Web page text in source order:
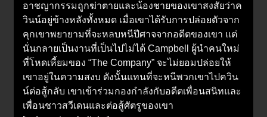
อาชญากรรมถูกฆ่าตายและน้องชายของเขาสงสัยว่าค
วินน์อยู่ข้างหลังทั้งหมด เมื่อเขาได้รับการปล่อยตัวจาก
คุกเขาพยายามที่จะหลบหนีปีศาจจากอดีตของเขา แต่
นั่นกลายเป็นงานที่เป็นไปไม่ได้ Campbell ผู้นำคนใหม่
ที่โหดเหี้ยมของ “The Company” จะไม่ยอมปล่อยให้
เขาอยู่ในความสงบ ดังนั้นแทนที่จะหนีพวกเขาไปควิน
น์ต่อสู้กลับ เขาเข้าร่วมกองกำลังกับอดีตเพื่อนสนิทและ
เพื่อนชาวสวีเดนและต่อสู้ศัตรูของเขา